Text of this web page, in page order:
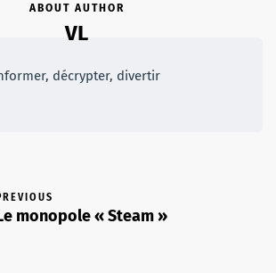
ABOUT AUTHOR
VL
décrypter, divertir
monopole « Steam »